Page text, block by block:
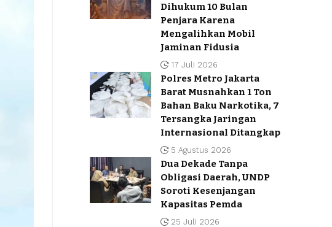
Dihukum 10 Bulan
Penjara Karena
Mengalihkan Mobil
Jaminan Fidusia
17 Juli 2026
Polres Metro Jakarta
Barat Musnahkan 1 Ton
Bahan Baku Narkotika, 7
Tersangka Jaringan
Internasional Ditangkap
5 Agustus 2026
Dua Dekade Tanpa
Obligasi Daerah, UNDP
Soroti Kesenjangan
Kapasitas Pemda
25 Juli 2026